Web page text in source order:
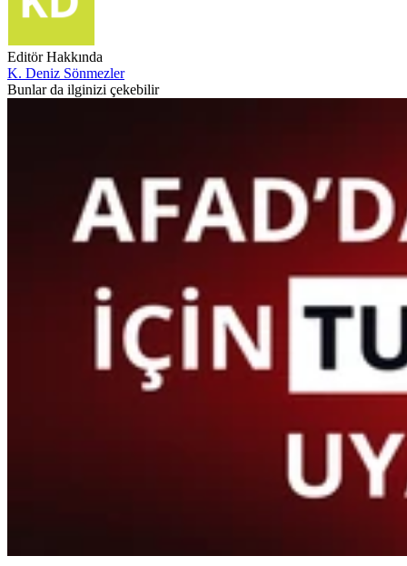
Editör Hakkında
K. Deniz Sönmezler
Bunlar da ilginizi çekebilir